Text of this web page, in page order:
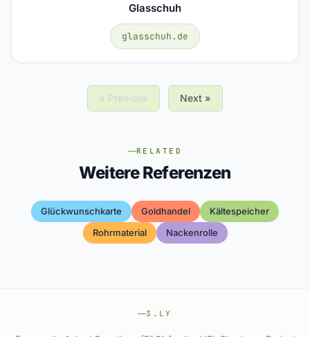
Glasschuh
glasschuh.de
« Previous Next »
RELATED
Weitere Referenzen
Glückwunschkarte Goldhandel
Kältespeicher
Rohrmaterial
Nackenrolle
3.LY